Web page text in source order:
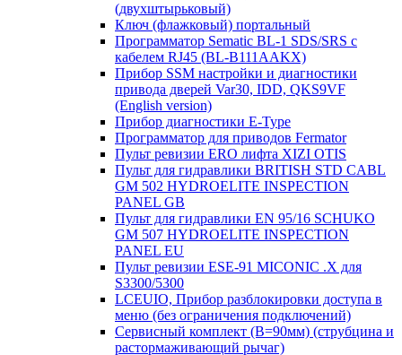
(двухштырьковый)
Ключ (флажковый) портальный
Программатор Sematic BL-1 SDS/SRS с
кабелем RJ45 (BL-B111AAKX)
Прибор SSM настройки и диагностики
привода дверей Var30, IDD, QKS9VF
(English version)
Прибор диагностики E-Type
Программатор для приводов Fermator
Пульт ревизии ERO лифта XIZI OTIS
Пульт для гидравлики BRITISH STD CABL
GM 502 HYDROELITE INSPECTION
PANEL GB
Пульт для гидравлики EN 95/16 SCHUKO
GM 507 HYDROELITE INSPECTION
PANEL EU
Пульт ревизии ESE-91 MICONIC .X для
S3300/5300
LCEUIO, Прибор разблокировки доступа в
меню (без ограничения подключений)
Сервисный комплект (В=90мм) (струбцина и
растормаживающий рычаг)